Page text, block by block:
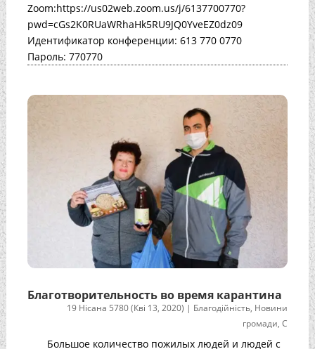
Zoom:https://us02web.zoom.us/j/6137700770?
pwd=cGs2K0RUaWRhaHk5RU9JQ0YveEZ0dz09
Идентификатор конференции: 613 770 0770
Пароль: 770770
Благотворительность во время карантина
19 Нісана 5780 (Кві 13, 2020) | Благодійність, Новини
громади,С
Большое количество пожилых людей и людей с